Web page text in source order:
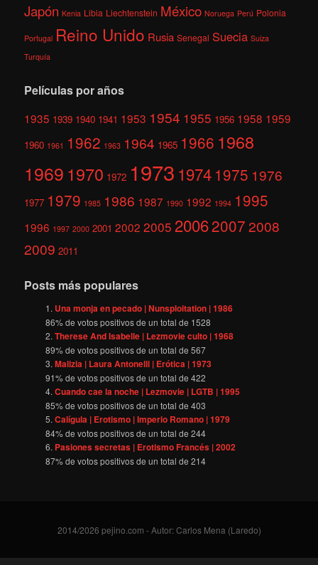
Japón Kenia Libia Liechtenstein México Noruega Perú Polonia
Portugal Reino Unido Rusia Senegal Suecia Suiza
Turquía
Películas por años
1935 1939 1940 1941 1953 1954 1955 1956 1958 1959
1960 1961 1962 1963 1964 1965 1966 1968
1969 1970 1972 1973 1974 1975 1976
1977 1979 1985 1986 1987 1990 1992 1994 1995
1996 1997 2000 2001 2002 2005 200620072008
2009 2011
Posts más populares
Una monja en pecado | Nunsploitation | 1986
86% de votos positivos de un total de 1528
Therese And Isabelle | Lezmovie culto | 1968
89% de votos positivos de un total de567
Malizia | Laura Antonelli | Erótica | 1973
91% de votos positivos de un total de422
Cuando cae la noche | Lezmovie | LGTB | 1995
85% de votos positivos de un total de403
Calígula | Erotismo | Imperio Romano | 1979
84% de votos positivos de un total de244
Pasiones secretas | Erotismo Francés | 2002
87% de votos positivos de un total de214
2014/2026 pejino.com - Autor: Carlos Mena (Laredo)